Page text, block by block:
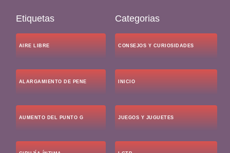
Etiquetas
AIRE LIBRE
ALARGAMIENTO DE PENE
AUMENTO DEL PUNTO G
Categorias
CONSEJOS Y CURIOSIDADES
INICIO
JUEGOS Y JUGUETES